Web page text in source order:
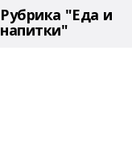
Рубрика "Еда и
напитки"